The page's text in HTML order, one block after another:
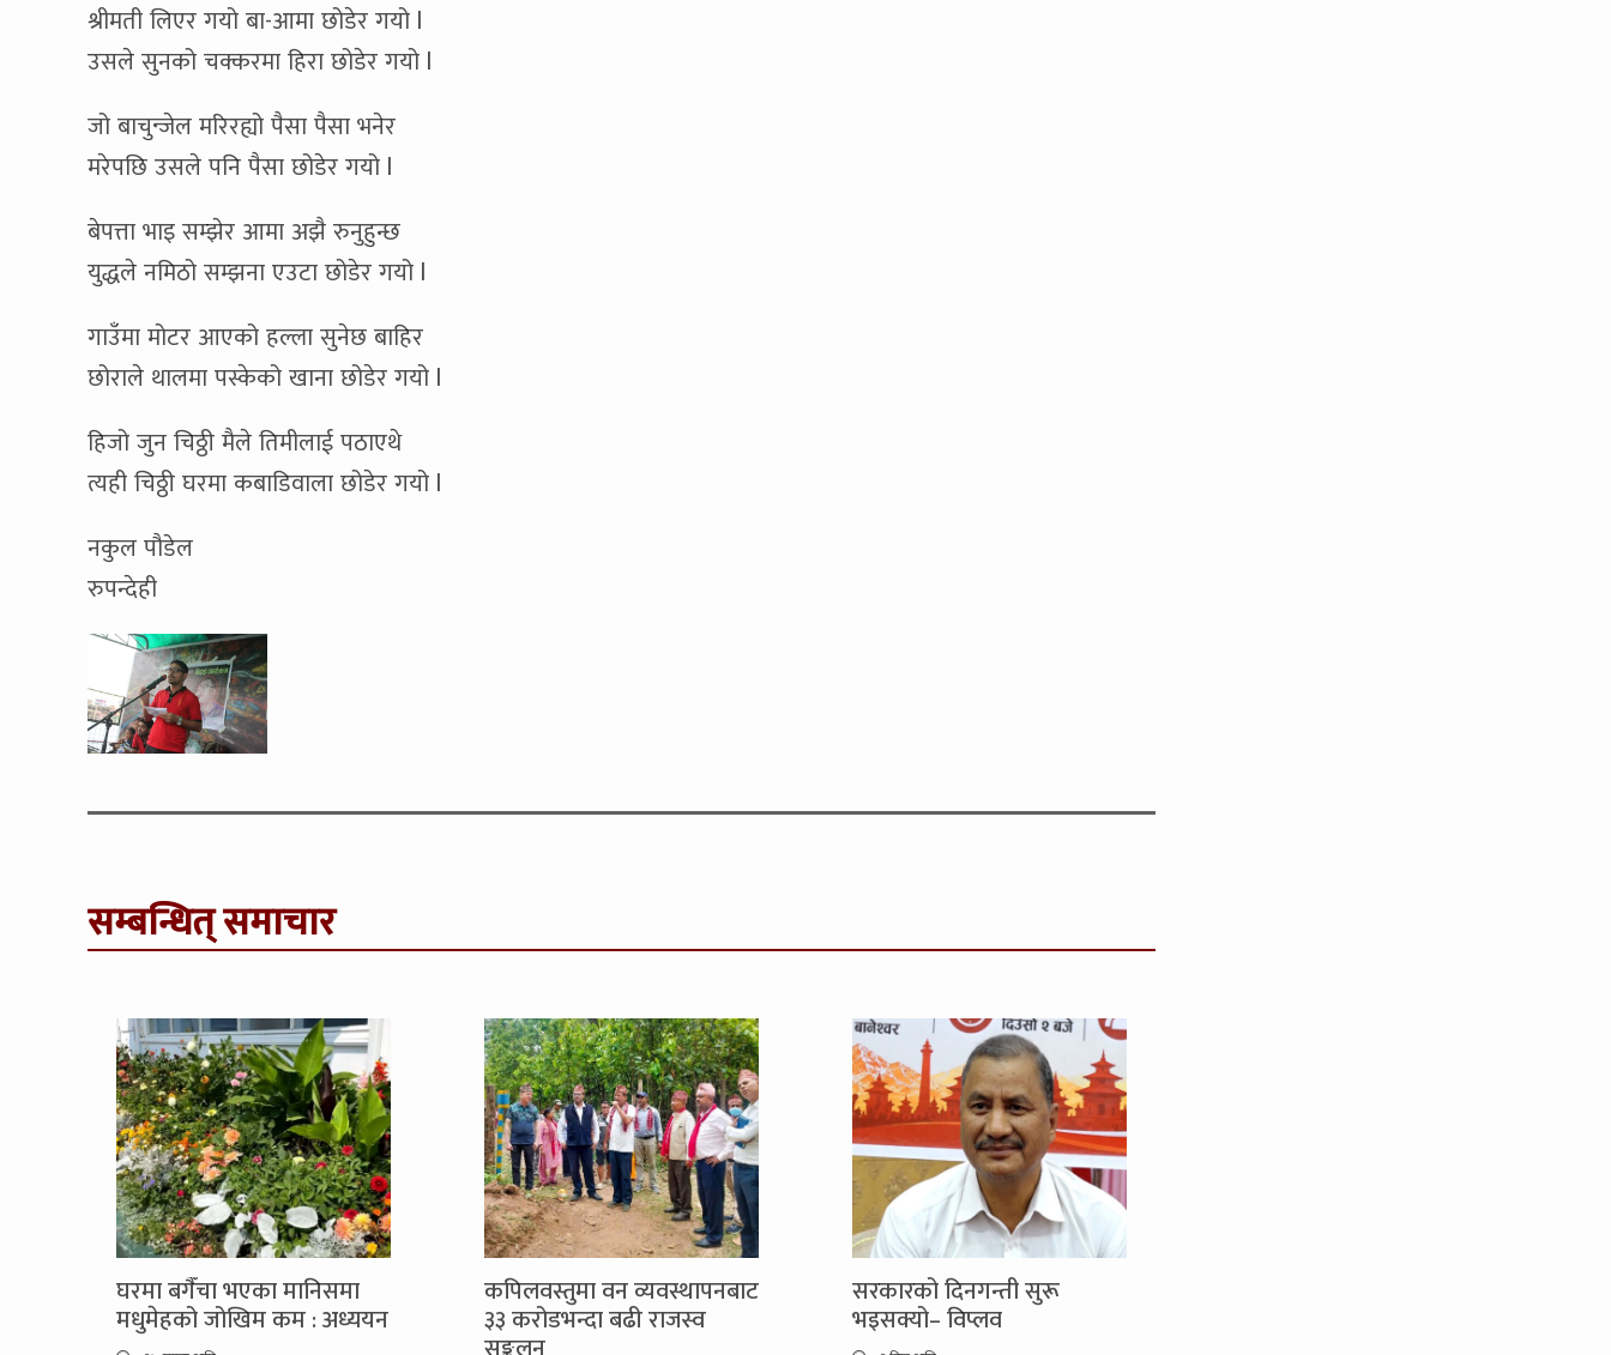
श्रीमती लिएर गयो बा-आमा छोडेर गयो l
उसले सुनको चक्करमा हिरा छोडेर गयो l
जो बाचुन्जेल मरिरह्यो पैसा पैसा भनेर
मरेपछि उसले पनि पैसा छोडेर गयो l
बेपत्ता भाइ सम्झेर आमा अझै रुनुहुन्छ
युद्धले नमिठो सम्झना एउटा छोडेर गयो l
गाउँमा मोटर आएको हल्ला सुनेछ बाहिर
छोराले थालमा पस्केको खाना छोडेर गयो l
हिजो जुन चिठ्ठी मैले तिमीलाई पठाएथे
त्यही चिठ्ठी घरमा कबाडिवाला छोडेर गयो l
नकुल पौडेल
रुपन्देही
सम्बन्धित् समाचार
घरमा बगैँचा भएका मानिसमा
मधुमेहको जोखिम कम : अध्ययन
कपिलवस्तुमा वन व्यवस्थापनबाट
३३ करोडभन्दा बढी राजस्व
सरकारको दिनगन्ती सुरू
भइसक्यो– विप्लव